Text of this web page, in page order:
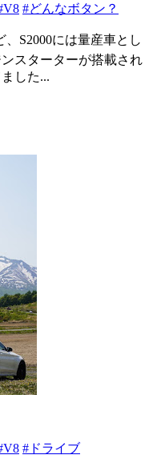
#どんなボタン？
S2000には量産車とし
スターターが搭載され
した...
#ドライブ